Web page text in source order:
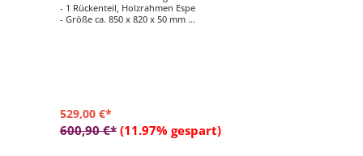
- 1 Rückenteil, Holzrahmen Espe
- Größe ca. 850 x 820 x 50 mm
529,00 €*
600,90 €* (11.97% gespart)